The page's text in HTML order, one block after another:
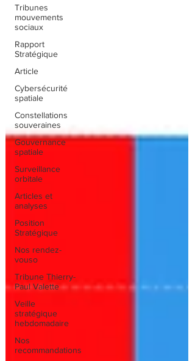
Tribunes
mouvements
sociaux
Rapport
Stratégique
Article
Cybersécurité
spatiale
Constellations
souveraines
Gouvernance
spatiale
Surveillance
orbitale
Articles et
analyses
Position
Stratégique
Nos rendez-
vouso
Tribune Thierry-
Paul Valette
Veille
stratégique
hebdomadaire
Nos
recommandations